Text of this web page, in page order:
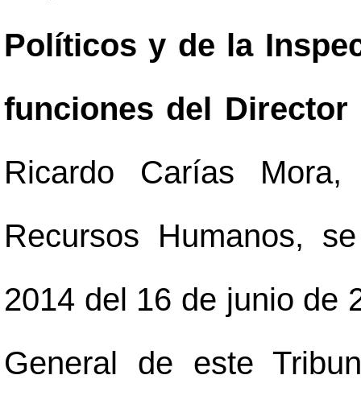
Políticos y de la
funciones del
Ricardo Carías
Recursos Humanos,
2014 del 16 de junio de
General de este